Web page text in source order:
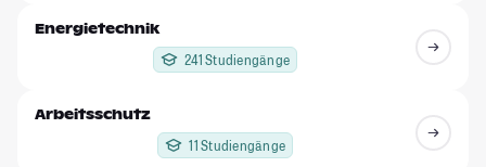
Energietechnik
241 Studiengänge
Arbeitsschutz
11 Studiengänge